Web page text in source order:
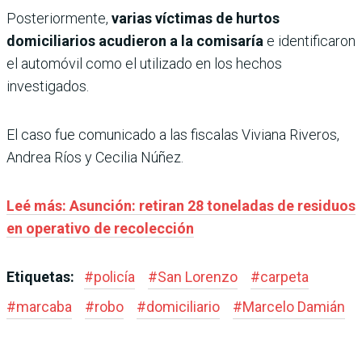
Posteriormente, varias víctimas de hurtos
domiciliarios acudieron a la comisaría e identificaron
el automóvil como el utilizado en los hechos
investigados.
El caso fue comunicado a las fiscalas Viviana Riveros,
Andrea Ríos y Cecilia Núñez.
Leé más: Asunción: retiran 28 toneladas de residuos
en operativo de recolección
Etiquetas: #policía #San Lorenzo #carpeta
#marcaba #robo #domiciliario #Marcelo Damián